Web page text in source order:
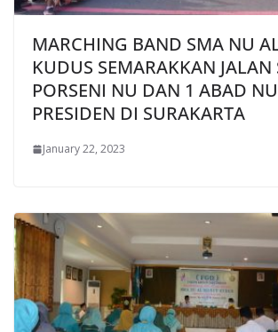
MARCHING BAND SMA NU
KUDUS SEMARAKKAN JALAN
PORSENI NU DAN 1 ABAD
PRESIDEN DI SURAKARTA
January 22, 2023